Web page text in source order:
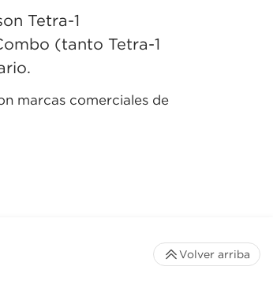
Tetra-1
(tanto Tetra-1
marcas comerciales de
Volver arriba